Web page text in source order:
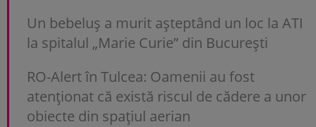
Un bebeluș a murit așteptând un loc la ATI
la spitalul „Marie Curie” din București
RO-Alert în Tulcea: Oamenii au fost
atenționat că există riscul de cădere a unor
obiecte din spațiul aerian